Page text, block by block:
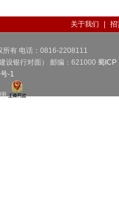
关于我们 招
有 电话： 0816-2208111
设银行对面） 邮编： 621000 蜀ICP
-1